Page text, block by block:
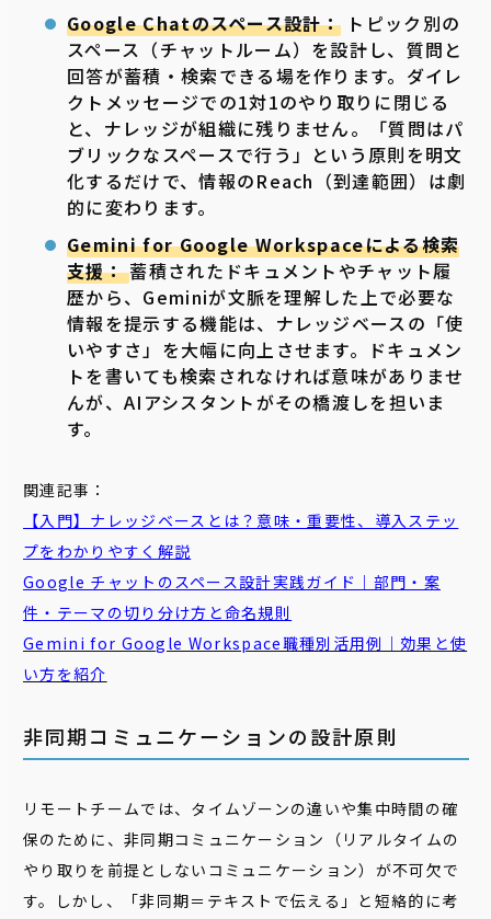
Google Chatのスペース設計： トピック別の
スペース（チャットルーム）を設計し、質問と
回答が蓄積・検索できる場を作ります。ダイレ
クトメッセージでの1対1のやり取りに閉じる
と、ナレッジが組織に残りません。「質問はパ
ブリックなスペースで行う」という原則を明文
化するだけで、情報のReach（到達範囲）は劇
的に変わります。
Gemini for Google Workspaceによる検索
支援：蓄積されたドキュメントやチャット履
歴から、Geminiが文脈を理解した上で必要な
情報を提示する機能は、ナレッジベースの「使
いやすさ」を大幅に向上させます。ドキュメン
トを書いても検索されなければ意味がありませ
んが、AIアシスタントがその橋渡しを担いま
す。
関連記事：
【入門】ナレッジベースとは？意味・重要性、導入ステッ
プをわかりやすく解説
Google チャットのスペース設計実践ガイド｜部門・案
件・テーマの切り分け方と命名規則
Gemini for Google Workspace職種別活用例｜効果と使
い方を紹介
非同期コミュニケーションの設計原則
リモートチームでは、タイムゾーンの違いや集中時間の確
保のために、非同期コミュニケーション（リアルタイムの
やり取りを前提としないコミュニケーション）が不可欠で
す。しかし、「非同期＝テキストで伝える」と短絡的に考